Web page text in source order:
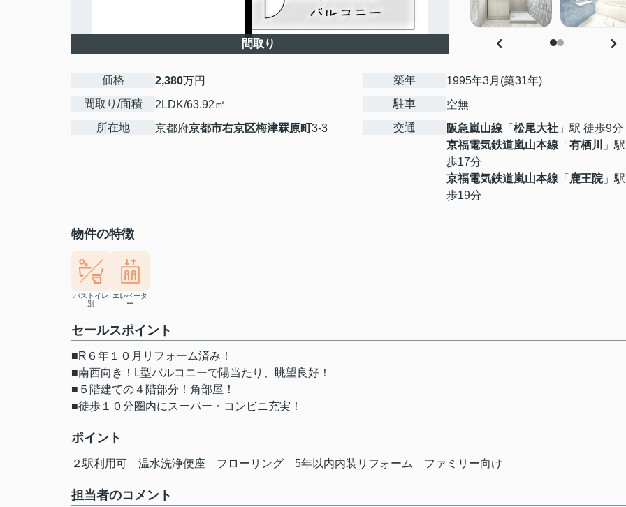
間取り
価格 2,380万円
間取り/面積
2LDK/63.92㎡
所在地
京都府京都市右京区梅津罧原町3-3
築年
1995年3月(築31年)
駐車
空無
交通
阪急嵐山線 「 松尾大社 」駅 徒歩9分
京福電気鉄道嵐山本線 「 有栖川
」
歩17分
京福電気鉄道嵐山本線 「 鹿王院」
歩19分
物件の特徴
バストイレ
別
エレベータ
ー
セールスポイント
■R６年１０月リフォーム済み！
■南西向き！L型バルコニーで陽当たり、眺望良好！
■５階建ての４階部分！角部屋！
■徒歩１０分圏内にスーパー・コンビニ充実！
ポイント
２駅利用可 温水洗浄便座 フローリング 5年以内内装リフォーム ファミリー向け
担当者のコメント